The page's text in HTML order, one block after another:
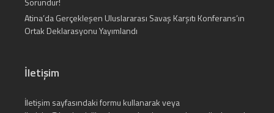
Atina’da Gerçekleşen Uluslararası Savaş Karşıtı Konferans’ın
Ortak Deklarasyonu Yayımlandı
İletişim
İletişim sayfasındaki formu kullanarak veya